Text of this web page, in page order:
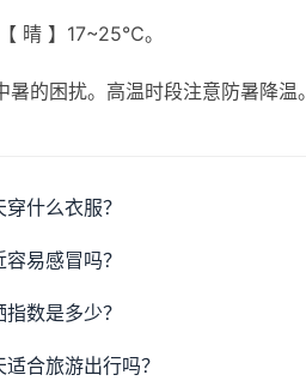
晴 】17~25℃。
的困扰。高温时段注意防暑降温。
什么衣服？
易感冒吗？
数是多少？
合旅游出行吗？